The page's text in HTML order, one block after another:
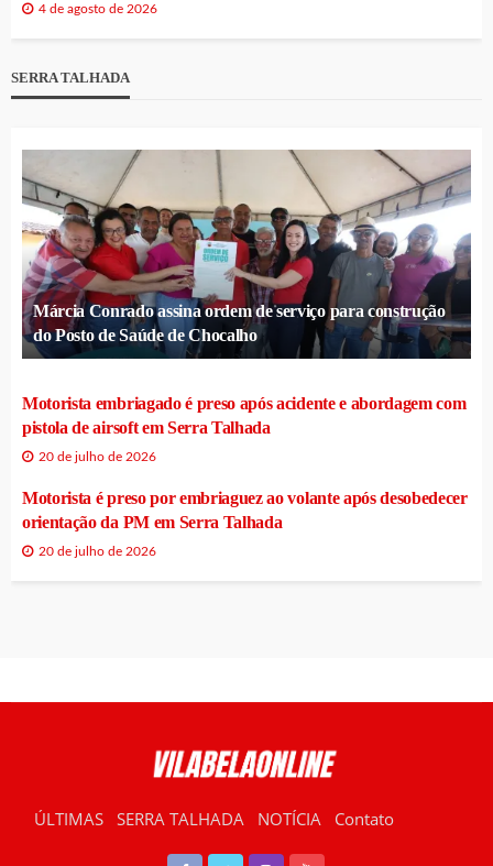
4 de agosto de 2026
SERRA TALHADA
Márcia Conrado assina ordem de serviço para construção
do Posto de Saúde de Chocalho
Motorista embriagado é preso após acidente e abordagem com
pistola de airsoft em Serra Talhada
20 de julho de 2026
Motorista é preso por embriaguez ao volante após desobedecer
orientação da PM em Serra Talhada
20 de julho de 2026
ÚLTIMAS SERRA TALHADA NOTÍCIA Contato